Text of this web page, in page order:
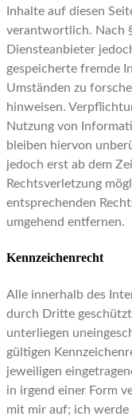
Inhalte auf diesen
verantwortlich. Nach
Diensteanbieter
gespeicherte fremde
Umständen zu
hinweisen.
Nutzung von
bleiben hiervon
jedoch erst ab dem
Rechtsverletzung
entsprechenden
umgehend entfernen.
Kennzeichenrecht
Alle innerhalb des
durch Dritte
unterliegen
gültigen
jeweiligen
in irgend einer Form
mit mir auf; ich